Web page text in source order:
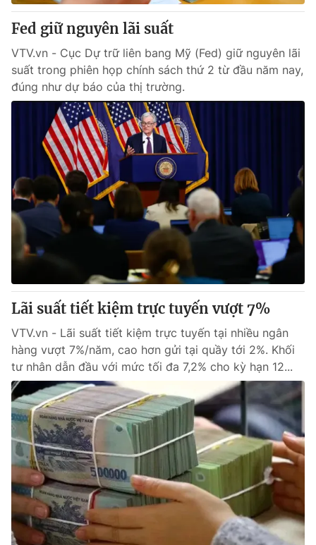
Fed giữ nguyên lãi suất
VTV.vn - Cục Dự trữ liên bang Mỹ (Fed) giữ nguyên lãi
suất trong phiên họp chính sách thứ 2 từ đầu năm nay,
đúng như dự báo của thị trường.
Lãi suất tiết kiệm trực tuyến vượt 7%
VTV.vn - Lãi suất tiết kiệm trực tuyến tại nhiều ngân
hàng vượt 7%/năm, cao hơn gửi tại quầy tới 2%. Khối
tư nhân dẫn đầu với mức tối đa 7,2% cho kỳ hạn 12...